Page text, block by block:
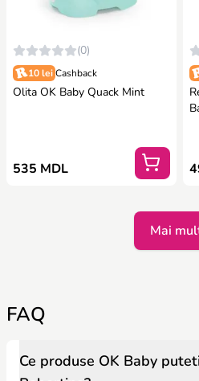
(0)
10 lei Cashback
Olita OK Baby Quack Mint
535 MDL
Mai
FAQ
Ce produse OK Baby